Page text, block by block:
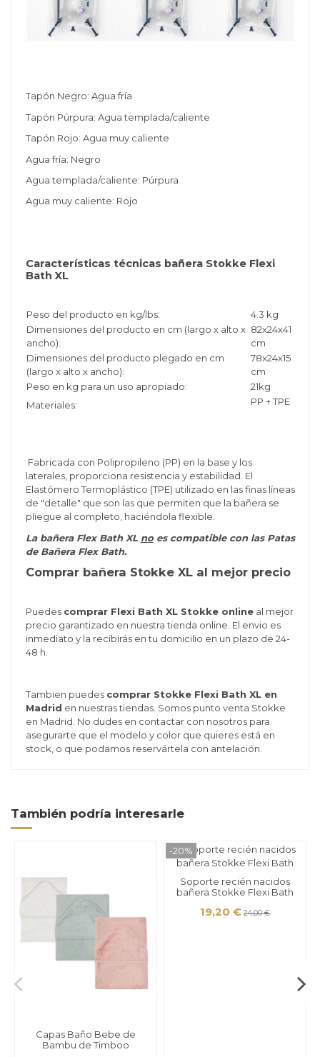
Tapón Negro: Agua fría
Tapón Púrpura: Agua templada/caliente
Tapón Rojo: Agua muy caliente
Agua fría: Negro
Agua templada/caliente: Púrpura
Agua muy caliente: Rojo
Características técnicas bañera Stokke Flexi
Bath XL
Peso del producto en kg/lbs:
4.3 kg
Dimensiones del producto en cm (largo x alto x
ancho):
82x24x41
cm
Dimensiones del producto plegado en cm
(largo x alto x ancho):
78x24x15
cm
Peso en kg para un uso apropiado:
21kg
Materiales:
PP + TPE
Fabricada con Polipropileno (PP) en la base y los
laterales, proporciona resistencia y estabilidad. El
Elastómero Termoplástico (TPE) utilizado en las finas líneas
de "detalle" que son las que permiten que la bañera se
pliegue al completo, haciéndola flexible.
La bañera Flex Bath XL noes compatible con las Patas
de Bañera Flex Bath.
Comprar bañera Stokke XL al mejor precio
Puedes comprar Flexi Bath XL Stokke onlineal mejor
precio garantizado en nuestra tienda online. El envio es
inmediato y la recibirás en tu domicilio en un plazo de 24-
48 h.
Tambien puedes comprar Stokke Flexi Bath XL en
Madrid en nuestras tiendas. Somos punto venta Stokke
en Madrid. No dudes en contactar con nosotros para
asegurarte que el modelo y color que quieres está en
stock, o que podamos reservártela con antelación.
También podría interesarle
Capas Baño Bebe de
Bambu de Timboo
-20%
Soporte recién nacidos
bañera Stokke Flexi Bath
19,20 € 24,00 €